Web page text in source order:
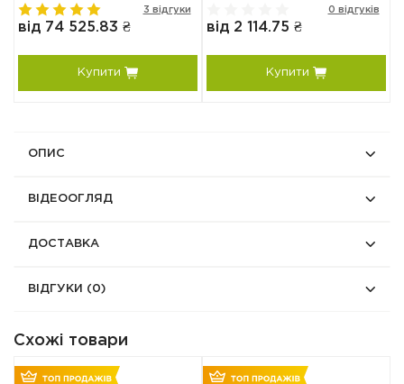
3 відгуки
від 74 525.83 ₴
Купити
0 відгуків
від 2 114.75 ₴
Купити
ОПИС
ВІДЕООГЛЯД
ДОСТАВКА
ВІДГУКИ (0)
Схожі товари